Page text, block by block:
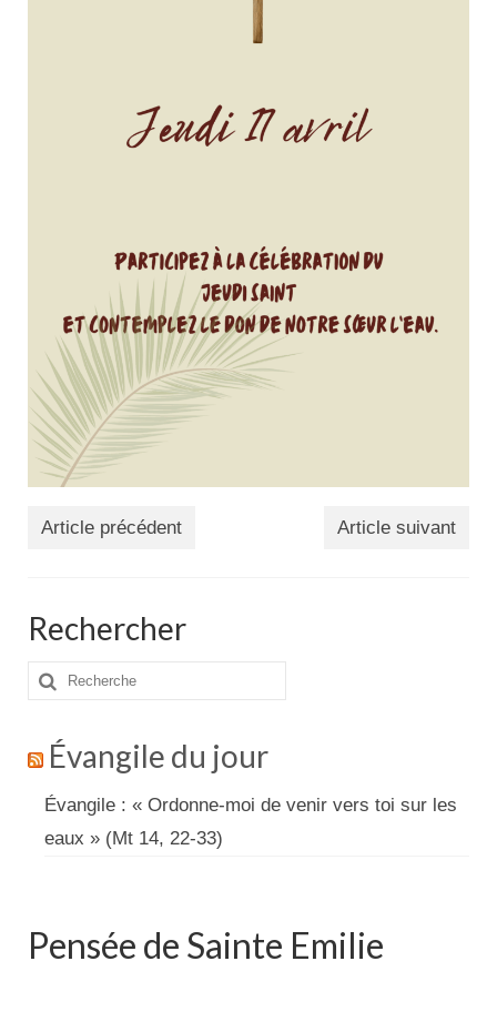
Article précédent Article suivant
Rechercher
Rechercher
:
Évangile du jour
Évangile : « Ordonne-moi de venir vers toi sur les
eaux » (Mt 14, 22-33)
Pensée de Sainte Emilie